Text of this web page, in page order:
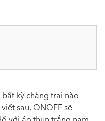
kỳ chàng trai nào
sau, ONOFF sẽ